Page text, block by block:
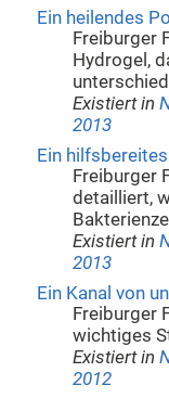
Ein heilendes
Freiburger
Hydrogel,
Existiert in
2013
Ein
Freiburger
detailliert,
Existiert in
2013
Ein Kanal von
Freiburger
wichtiges
Existiert in
2012